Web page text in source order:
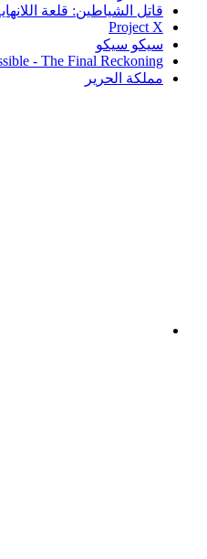
قاتل الشياطين: قلعة
Project X
سيكو سيكو
- The Final Reckoning
مملكة الحرير